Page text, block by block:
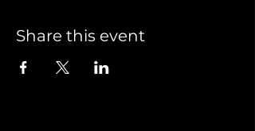
Share this event